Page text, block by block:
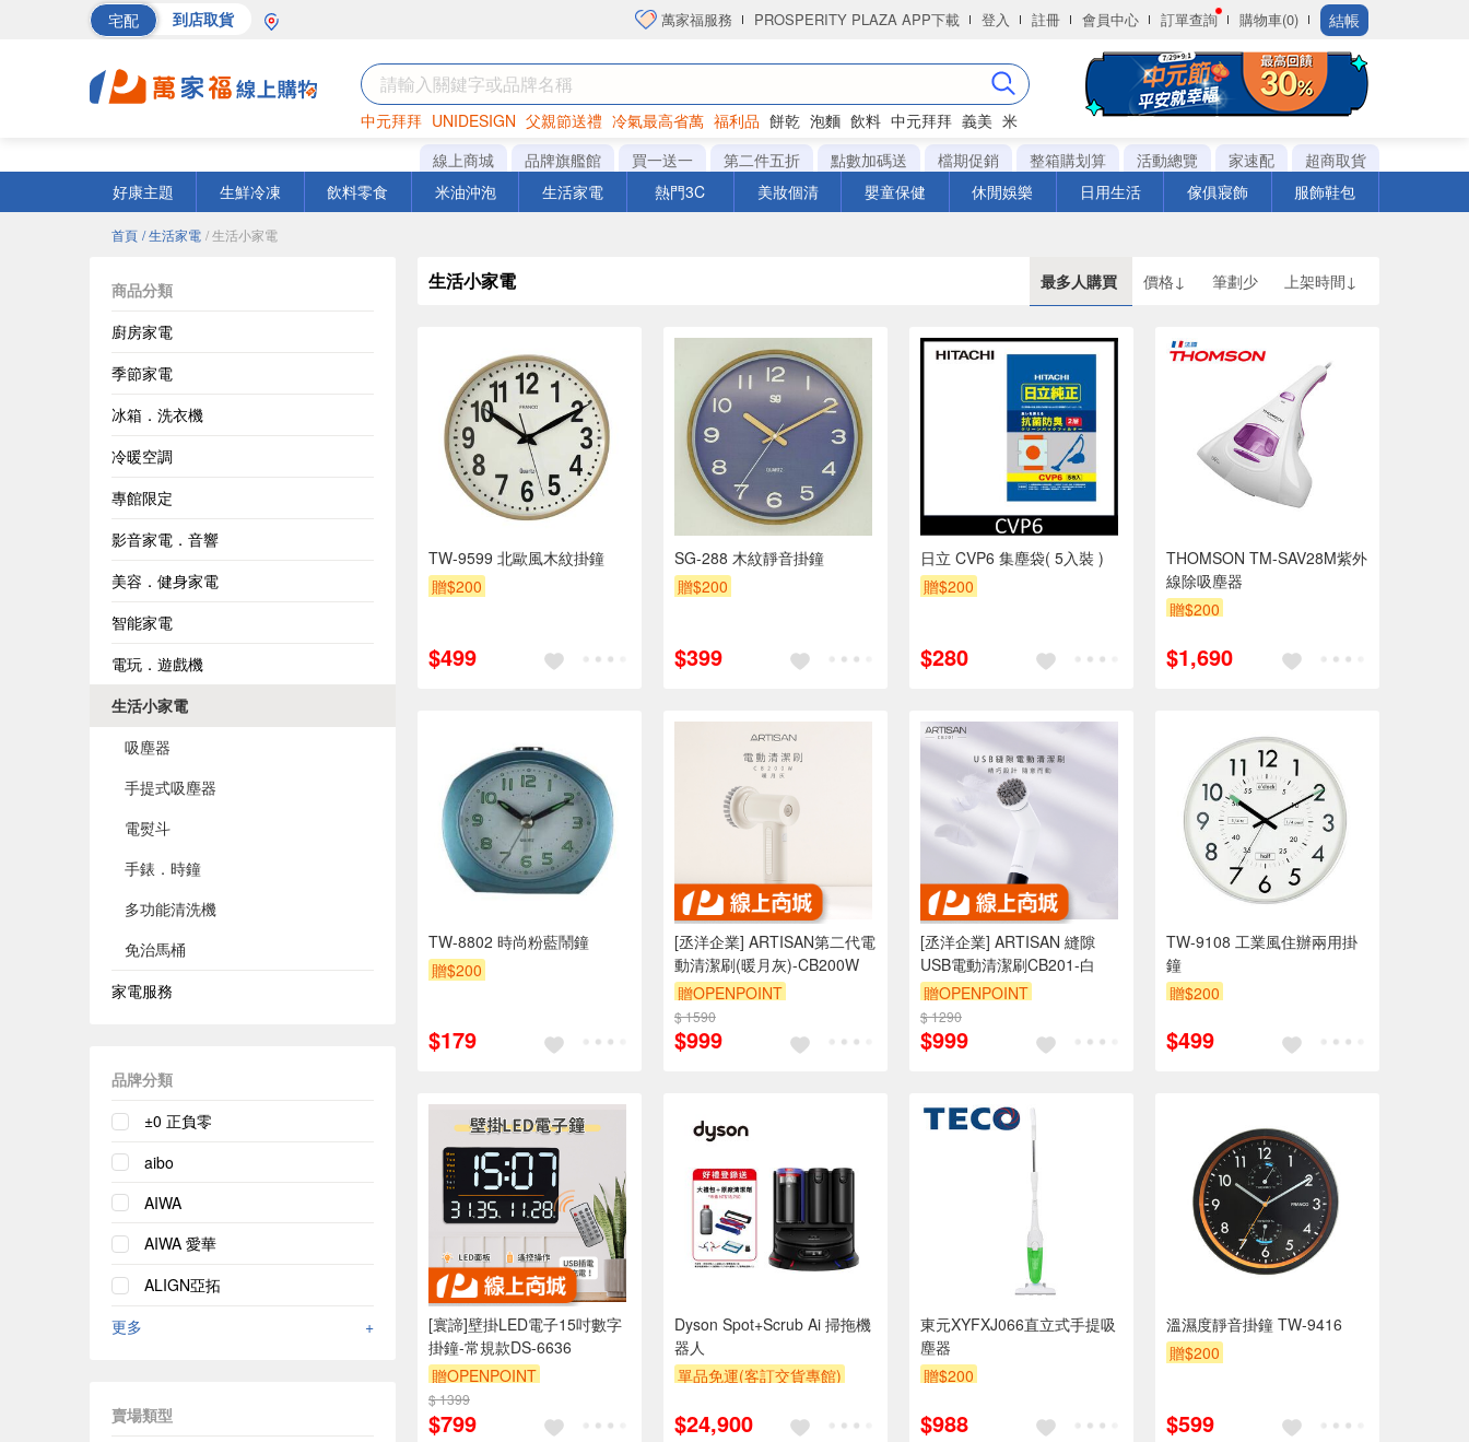
宅配 到店取貨 萬家福服務 PROSPERITY PLAZA APP下載 登入 註冊 會員中心 訂單查詢 購物車(0) 結帳
中元拜拜 UNIDESIGN 父親節送禮 冷氣最高省萬 福利品 餅乾 泡麵 飲料 中元拜拜 義美 米
巧克力 罐頭 衛生紙
線上商城 品牌旗艦館 買一送一 第二件五折 點數加碼送 檔期促銷 整箱購划算 活動總覽 家速配
超商取貨
好康主題
生鮮冷凍 飲料零食 米油沖泡 生活家電 熱門3C 美妝個清 嬰童保健 休閒娛樂 日用生活 傢俱寢飾 服飾鞋包
首頁 / 生活家電 / 生活小家電
商品分類
廚房家電
季節家電
冰箱．洗衣機
冷暖空調
專館限定
影音家電．音響
美容．健身家電
智能家電
電玩．遊戲機
生活小家電
吸塵器
手提式吸塵器
電熨斗
手錶．時鐘
多功能清洗機
免治馬桶
家電服務
品牌分類
±0 正負零
aibo
AIWA
AIWA 愛華
ALIGN亞拓
更多
+
賣場類型
生活小家電 最多人購買 價格↓ 筆劃少 上架時間↓
TW-9599 北歐風木紋掛鐘
贈$200
$499
SG-288 木紋靜音掛鐘
贈$200
$399
日立 CVP6 集塵袋( 5入裝 )
贈$200
$280
THOMSON TM-SAV28M紫外
線除吸塵器
贈$200
$1,690
TW-8802 時尚粉藍鬧鐘
贈$200
$179
[丞洋企業] ARTISAN第二代電
動清潔刷(暖月灰)-CB200W
贈OPENPOINT
$ 1590
$999
[丞洋企業] ARTISAN 縫隙
USB電動清潔刷CB201-白
贈OPENPOINT
$ 1290
$999
TW-9108 工業風住辦兩用掛
鐘
贈$200
$499
[寰諦]壁掛LED電子15吋數字
掛鐘-常規款DS-6636
贈OPENPOINT
$ 1399
$799
Dyson Spot+Scrub Ai 掃拖機
器人
單品免運(客訂交貨專館)
$24,900
東元XYFXJ066直立式手提吸
塵器
贈$200
$988
溫濕度靜音掛鐘 TW-9416
贈$200
$599